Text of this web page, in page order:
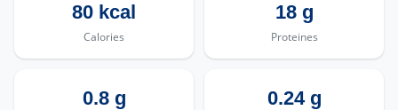
80 kcal
Calories
18 g
Proteines
0.8 g 0.24 g